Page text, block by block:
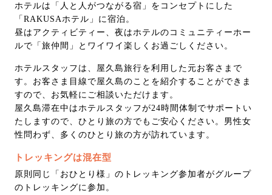
ホテルは「人と人がつながる宿」をコンセプトにした
「RAKUSAホテル」に宿泊。
昼はアクティビティー、夜はホテルのコミュニティーホー
ルで「旅仲間」とワイワイ楽しくお過ごしください。
ホテルスタッフは、屋久島旅行を利用した元お客さまで
す。お客さま目線で屋久島のことを紹介することができま
すので、お気軽にご相談いただけます。
屋久島滞在中はホテルスタッフが24時間体制でサポートい
たしますので、ひとり旅の方でもご安心ください。男性女
性問わず、多くのひとり旅の方が訪れています。
トレッキングは混在型
原則同じ「おひとり様」のトレッキング参加者がグループ
のトレッキングに参加。